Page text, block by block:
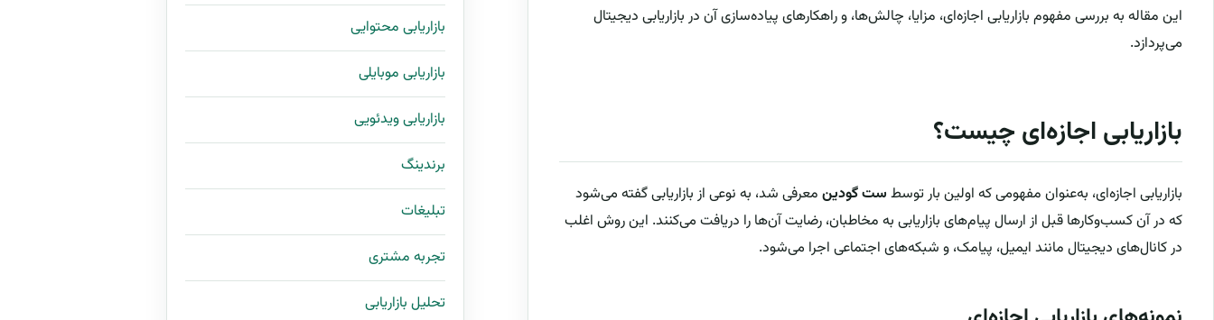
این مقاله به بررسی مفهوم بازاریابی اجازه‌ای، مزایا، چالش‌ها، و راهکارهای پیاده‌سازی آن در بازاریابی دیجیتال
می‌پردازد.
بازاریابی اجازه‌ای چیست؟
بازاریابی اجازه‌ای، به‌عنوان مفهومی که اولین بار توسط ست گودین معرفی شد، به نوعی از بازاریابی گفته می‌شود
که در آن کسب‌وکارها قبل از ارسال پیام‌های بازاریابی به مخاطبان، رضایت آن‌ها را دریافت می‌کنند. این روش اغلب
در کانال‌های دیجیتال مانند ایمیل، پیامک، و شبکه‌های اجتماعی اجرا می‌شود.
بازاریابی محتوایی
بازاریابی موبایلی
بازاریابی ویدئویی
برندینگ
تبلیغات
تجربه مشتری
تحلیل بازاریابی